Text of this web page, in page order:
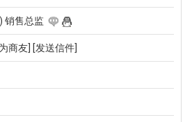
销售总监
商友] [发送信件]